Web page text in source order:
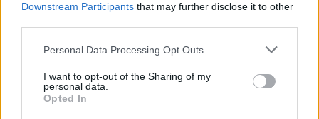
Downstream Participants that may further disclose it to other
Personal Data Processing Opt Outs
I want to opt-out of the Sharing of my
personal data.
Opted In